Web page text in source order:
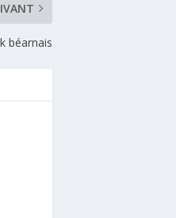
béarnais